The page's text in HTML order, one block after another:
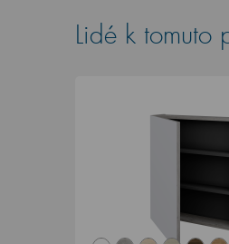
Lidé k tomuto